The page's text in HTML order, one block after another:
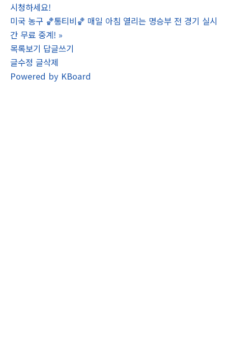
시청하세요!
미국 농구 🏀통티비🏀 매일 아침 열리는 명승부 전 경기 실시
간 무료 중계! »
목록보기 답글쓰기
글수정 글삭제
Powered by KBoard